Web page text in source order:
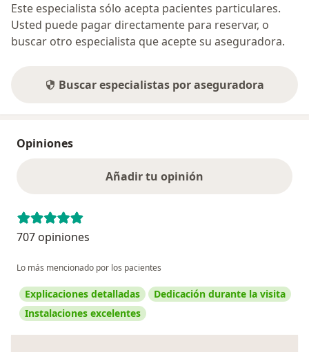
Este especialista sólo acepta pacientes particulares.
Usted puede pagar directamente para reservar, o
buscar otro especialista que acepte su aseguradora.
Buscar especialistas por aseguradora
Opiniones
Añadir tu opinión
707 opiniones
Lo más mencionado por los pacientes
Explicaciones detalladas
Dedicación durante la visita
Instalaciones excelentes